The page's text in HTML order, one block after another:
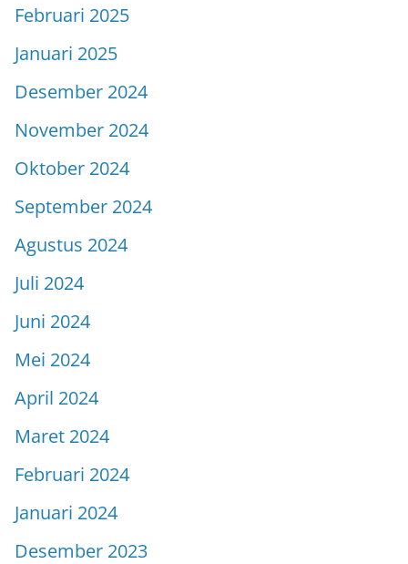
Februari 2025
Januari 2025
Desember 2024
November 2024
Oktober 2024
September 2024
Agustus 2024
Juli 2024
Juni 2024
Mei 2024
April 2024
Maret 2024
Februari 2024
Januari 2024
Desember 2023